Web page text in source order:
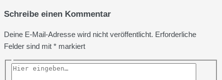
Schreibe einen Kommentar
Deine E-Mail-Adresse wird nicht veröffentlicht. Erforderliche
Felder sind mit *markiert
Hier